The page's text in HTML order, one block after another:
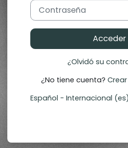
Contraseña
Acceder
¿Olvidó su
¿No tiene cuenta?
Español - Internacional ‎(es)‎